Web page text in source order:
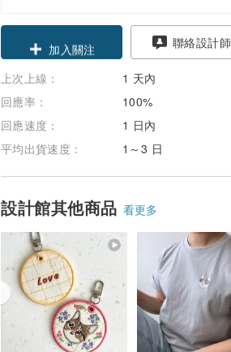
領優惠券
加入關注
聯絡設計師
上次上線：
1 天內
回應率：
100%
回應速度：
1 日內
平均出貨速度：
1～3 日
設計館其他商品 看更多